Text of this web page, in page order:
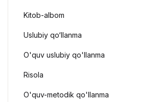
Kitob-albom
Uslubiy qo‘llanma
O'quv uslubiy qo'llanma
Risola
O'quv-metodik qo'llanma